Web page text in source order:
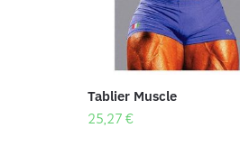
Tablier Muscle
25,27 €